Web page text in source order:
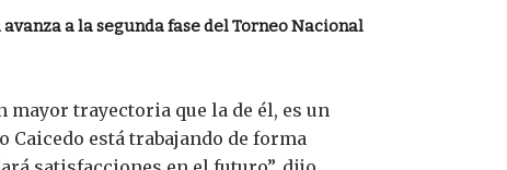
a la segunda fase del Torneo Nacional
mayor trayectoria que la de él, es un
está trabajando de forma